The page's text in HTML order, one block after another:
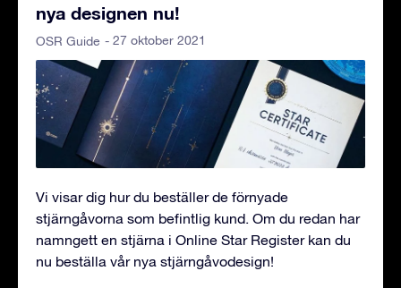
nya designen nu!
OSR Guide - 27 oktober 2021
Vi visar dig hur du beställer de förnyade
stjärngåvorna som befintlig kund. Om du redan har
namngett en stjärna i Online Star Register kan du
nu beställa vår nya stjärngåvodesign!